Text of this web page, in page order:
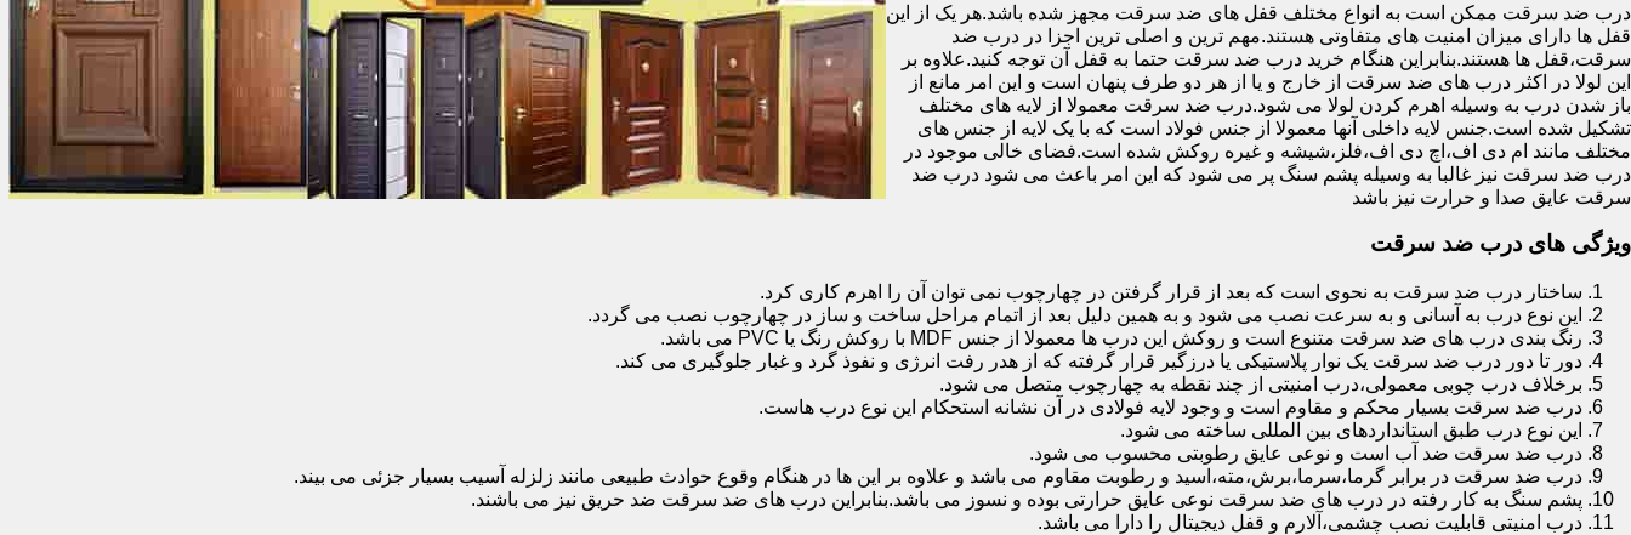
درب ضد سرقت ممکن است به انواع مختلف قفل های ضد سرقت مجهز شده باشد.هر یک از این
قفل ها دارای میزان امنیت های متفاوتی هستند.مهم ترین و اصلی ترین اجزا در درب ضد
سرقت،قفل ها هستند.بنابراین هنگام خرید درب ضد سرقت حتما به قفل آن توجه کنید.علاوه بر
این لولا در اکثر درب های ضد سرقت از خارج و یا از هر دو طرف پنهان است و این امر مانع از
باز شدن درب به وسیله اهرم کردن لولا می شود.درب ضد سرقت معمولا از لایه های مختلف
تشکیل شده است.جنس لایه داخلی آنها معمولا از جنس فولاد است که با یک لایه از جنس های
مختلف مانند ام دی اف،اچ دی اف،فلز،شیشه و غیره روکش شده است.فضای خالی موجود در
درب ضد سرقت نیز غالبا به وسیله پشم سنگ پر می شود که این امر باعث می شود درب ضد
سرقت عایق صدا و حرارت نیز باشد
ویژگی های درب ضد سرقت
ساختار درب ضد سرقت به نحوی است که بعد از قرار گرفتن در چهارچوب نمی توان آن را اهرم کاری کرد.
این نوع درب به آسانی و به سرعت نصب می شود و به همین دلیل بعد از اتمام مراحل ساخت و ساز در چهارچوب نصب می گردد.
رنگ بندی درب های ضد سرقت متنوع است و روکش این درب ها معمولا از جنس MDF با روکش رنگ یا PVC می باشد.
دور تا دور درب ضد سرقت یک نوار پلاستیکی یا درزگیر قرار گرفته که از هدر رفت انرژی و نفوذ گرد و غبار جلوگیری می کند.
برخلاف درب چوبی معمولی،درب امنیتی از چند نقطه به چهارچوب متصل می شود.
درب ضد سرقت بسیار محکم و مقاوم است و وجود لایه فولادی در آن نشانه استحکام این نوع درب هاست.
این نوع درب طبق استانداردهای بین المللی ساخته می شود.
درب ضد سرقت ضد آب است و نوعی عایق رطوبتی محسوب می شود.
درب ضد سرقت در برابر گرما،سرما،برش،مته،اسید و رطوبت مقاوم می باشد و علاوه بر این ها در هنگام وقوع حوادث طبیعی مانند زلزله آسیب بسیار جزئی می بیند.
پشم سنگ به کار رفته در درب های ضد سرقت نوعی عایق حرارتی بوده و نسوز می باشد.بنابراین درب های ضد سرقت ضد حریق نیز می باشند.
درب امنیتی قابلیت نصب چشمی،آلارم و قفل دیجیتال را دارا می باشد.